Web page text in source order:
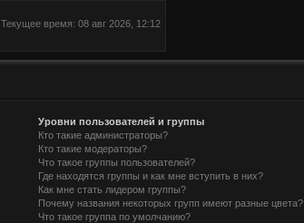
Текущее время: 08 авг 2026, 12:12
Уровни пользователей и группы
Кто такие администраторы?
Кто такие модераторы?
Что такое группы пользователей?
Где находятся группы и как мне вступить в них?
Как мне стать лидером группы?
Почему названия некоторых групп имеют разные цвета?
Что такое группа по умолчанию?